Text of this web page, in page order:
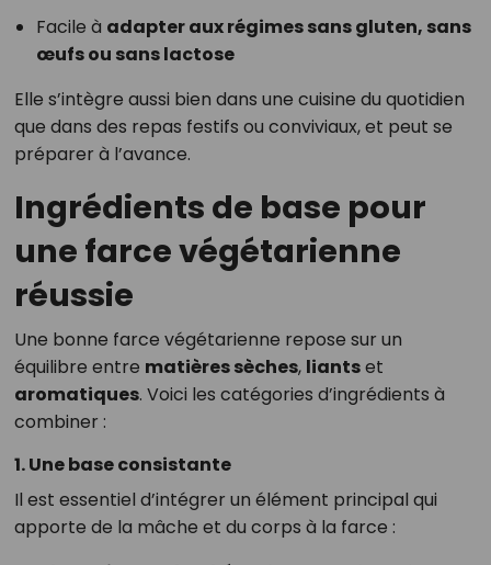
Facile à adapter aux régimes sans gluten, sans
œufs ou sans lactose
Elle s’intègre aussi bien dans une cuisine du quotidien
que dans des repas festifs ou conviviaux, et peut se
préparer à l’avance.
Ingrédients de base pour
une farce végétarienne
réussie
Une bonne farce végétarienne repose sur un
équilibre entre matières sèches, liantset
aromatiques. Voici les catégories d’ingrédients à
combiner :
1. Une base consistante
Il est essentiel d’intégrer un élément principal qui
apporte de la mâche et du corps à la farce :